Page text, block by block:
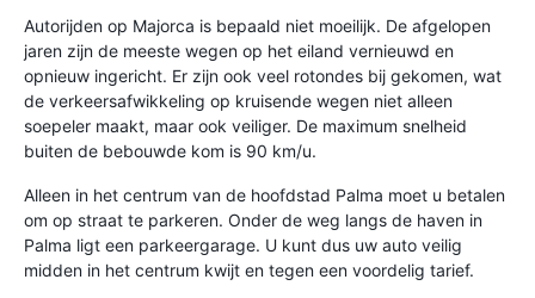
Autorijden op Majorca is bepaald niet moeilijk. De afgelopen
jaren zijn de meeste wegen op het eiland vernieuwd en
opnieuw ingericht. Er zijn ook veel rotondes bij gekomen, wat
de verkeersafwikkeling op kruisende wegen niet alleen
soepeler maakt, maar ook veiliger. De maximum snelheid
buiten de bebouwde kom is 90 km/u.
Alleen in het centrum van de hoofdstad Palma moet u betalen
om op straat te parkeren. Onder de weg langs de haven in
Palma ligt een parkeergarage. U kunt dus uw auto veilig
midden in het centrum kwijt en tegen een voordelig tarief.